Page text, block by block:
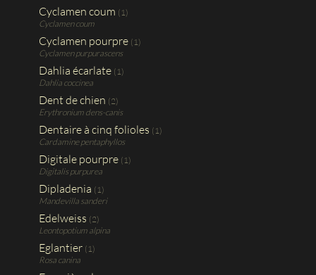
Cyclamen coum (1)
Cyclamen coum
Cyclamen pourpre (1)
Cyclamen purpurascens
Dahlia écarlate (1)
Dahlia coccinea
Dent de chien (2)
Erythronium dens-canis
Dentaire à cinq folioles (1)
Cardamine pentaphyllos
Digitale pourpre (1)
Digitalis purpurea
Dipladenia (1)
Mandevilla sanderi
Edelweiss (2)
Leontopotium alpina
Eglantier (1)
Rosa canina